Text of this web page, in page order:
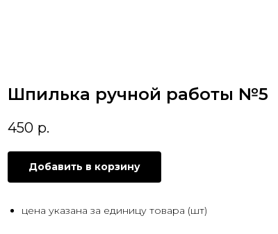
Шпилька ручной работы №5
450 р.
Добавить в корзину
цена указана за единицу товара (шт)